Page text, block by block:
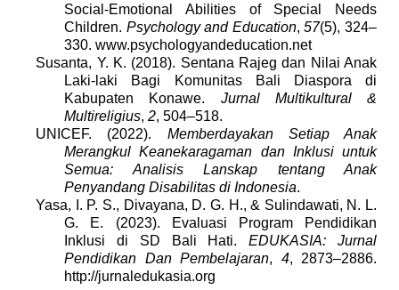
Social-Emotional Abilities of Special Needs
Children. Psychology and Education,57(5), 324–
330. www.psychologyandeducation.net
Susanta, Y. K. (2018). Sentana Rajeg dan Nilai Anak
Laki-laki Bagi Komunitas Bali Diaspora di
Kabupaten Konawe. Jurnal Multikultural &
Multireligius,2, 504–518.
UNICEF. (2022). Memberdayakan Setiap Anak
Merangkul Keanekaragaman dan Inklusi untuk
Semua: Analisis Lanskap tentang Anak
Penyandang Disabilitas di Indonesia.
Yasa, I. P. S., Divayana, D. G. H., & Sulindawati, N. L.
G. E. (2023). Evaluasi Program Pendidikan
Inklusi di SD Bali Hati.EDUKASIA: Jurnal
Pendidikan Dan Pembelajaran, 4, 2873–2886.
http://jurnaledukasia.org